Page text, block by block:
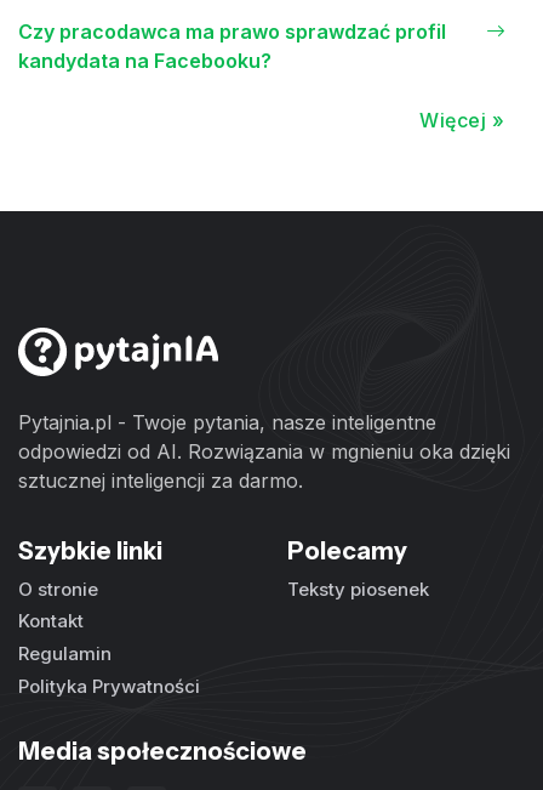
Czy pracodawca ma prawo sprawdzać profil
kandydata na Facebooku?
Więcej »
Pytajnia.pl - Twoje pytania, nasze inteligentne
odpowiedzi od AI. Rozwiązania w mgnieniu oka dzięki
sztucznej inteligencji za darmo.
Szybkie linki
O stronie
Kontakt
Regulamin
Polityka Prywatności
Polecamy
Teksty piosenek
Media społecznościowe